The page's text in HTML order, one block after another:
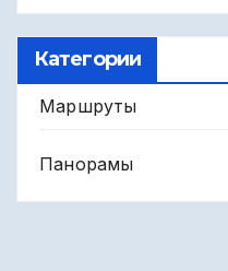
Категории
Маршруты
Панорамы